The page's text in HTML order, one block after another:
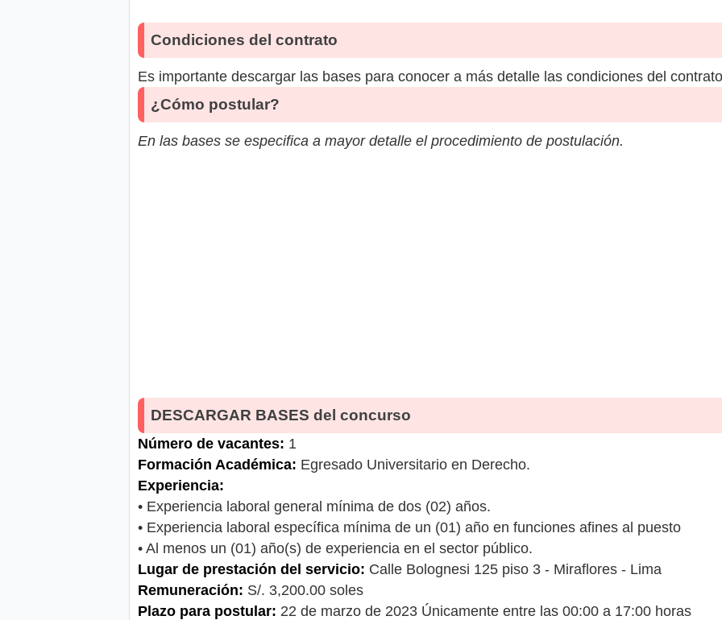
Condiciones del contrato
Es importante descargar las bases para conocer a más detalle las condiciones del
¿Cómo postular?
En las bases se especifica a mayor detalle el procedimiento de postulación.
DESCARGAR BASES del concurso
Número de vacantes: 1
Formación Académica: Egresado Universitario en Derecho.
Experiencia:
• Experiencia laboral general mínima de dos (02) años.
• Experiencia laboral específica mínima de un (01) año en funciones afines al puesto
• Al menos un (01) año(s) de experiencia en el sector público.
Lugar de prestación del servicio: Calle Bolognesi 125 piso 3 - Miraflores - Lima
Remuneración: S/. 3,200.00 soles
Plazo para postular: 22 de marzo de 2023 Únicamente entre las 00:00 a 17:00 horas